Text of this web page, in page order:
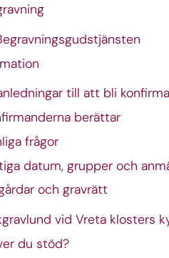
till att bli
berättar
frågor
datum, grupper och
och gravrätt
vid Vreta klosters
du stöd?